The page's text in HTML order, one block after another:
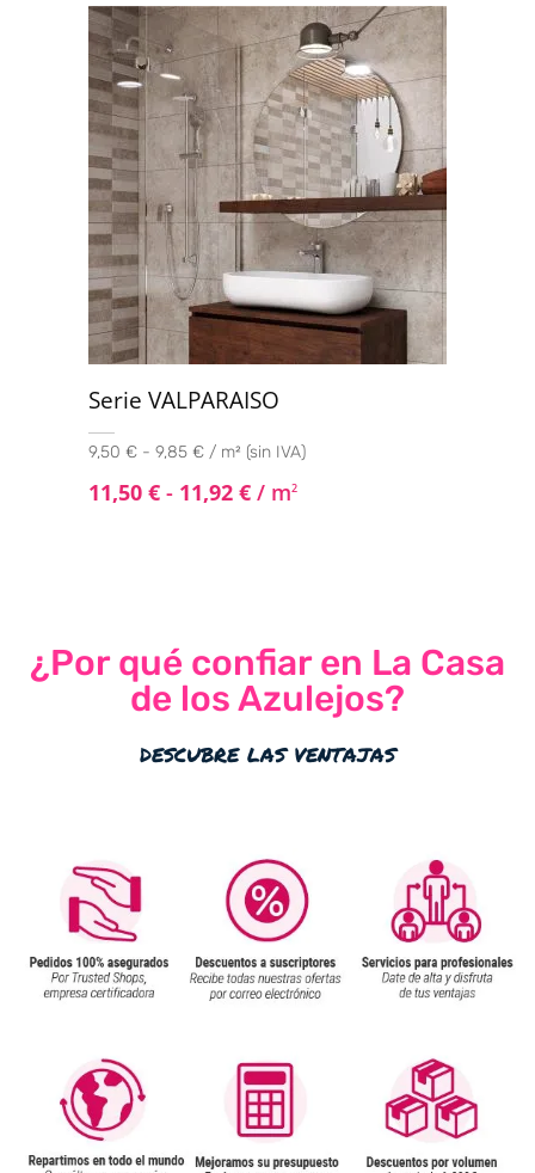
Serie VALPARAISO
9,50 € - 9,85 € / m² (sin IVA)
11,50 € - 11,92 € / m2
¿Por qué confiar en La Casa
de los Azulejos?
descubre las ventajas